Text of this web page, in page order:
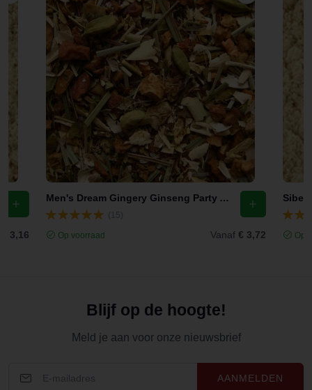
€ 3,16
Men's Dream Gingery Ginseng Party Ayurvedische Thee
Op voorraad Vanaf € 3,72 Op
Blijf op de hoogte!
Meld je aan voor onze nieuwsbrief
AANMELDEN